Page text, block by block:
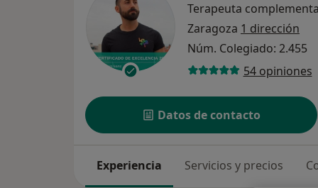
Terapeuta
Zaragoza 1 dirección
Núm. Colegiado: 2.455
54 opiniones
Datos de contacto
Experiencia Servicios y precios